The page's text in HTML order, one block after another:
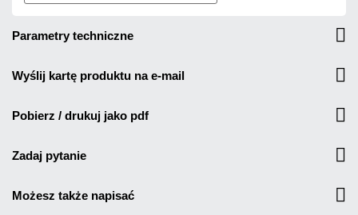
parametry techniczne
wyślij kartę produktu na e-mail
pobierz / drukuj jako pdf
zadaj pytanie
możesz także napisać